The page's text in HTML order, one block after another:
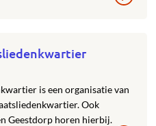
is een organisatie van
Ook
Geestdorp horen hierbij.